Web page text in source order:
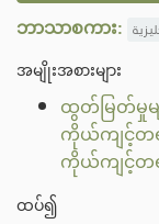
ဘာသာစကား:
အမျိုးအစားများ
ထွတ်မြတ်မှုမျ
ကိုယ်ကျင့်တ
ကိုယ်ကျင့်တရ
ထပ်၍